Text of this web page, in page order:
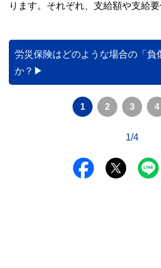
ります。それぞれ、支給額や支給要
労災保険はどのような場合の「負
か？
1 2 3 4
1/4